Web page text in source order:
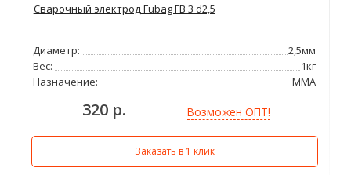
Сварочный электрод Fubag FB 3 d2,5
Диаметр:
2,5мм
Вес:
1кг
Назначение:
ММА
320 р. Возможен ОПТ!
Заказать в 1 клик